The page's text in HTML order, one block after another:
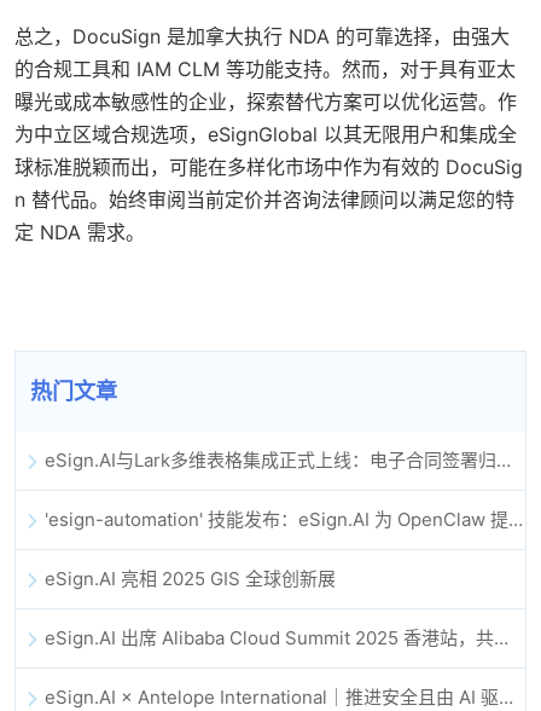
总之，DocuSign 是加拿大执行 NDA 的可靠选择，由强大
的合规工具和 IAM CLM 等功能支持。然而，对于具有亚太
曝光或成本敏感性的企业，探索替代方案可以优化运营。作
为中立区域合规选项，eSignGlobal 以其无限用户和集成全
球标准脱颖而出，可能在多样化市场中作为有效的 DocuSig
n 替代品。始终审阅当前定价并咨询法律顾问以满足您的特
定 NDA 需求。
热门文章
eSign.AI与Lark多维表格集成正式上线：电子合同签署归档全程自动化
'esign-automation' 技能发布：eSign.AI 为 OpenClaw 提供自动化电子签名能力
eSign.AI 亮相 2025 GIS 全球创新展
eSign.AI 出席 Alibaba Cloud Summit 2025 香港站，共同探讨 AI 驱动的云创新与数字信任未来
eSign.AI × Antelope International｜推进安全且由 AI 驱动的数字化工作流